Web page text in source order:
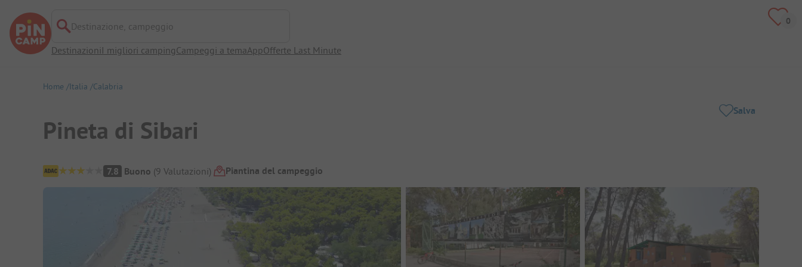
Destinazione, campeggio
DestinazioniI migliori campingCampeggi a temaAppOfferte Last Minute
Home Italia Calabria
Pineta di Sibari
Salva
Panoramica del campeggio
7.8 Buono (9 Valutazioni) Piantina del campeggio